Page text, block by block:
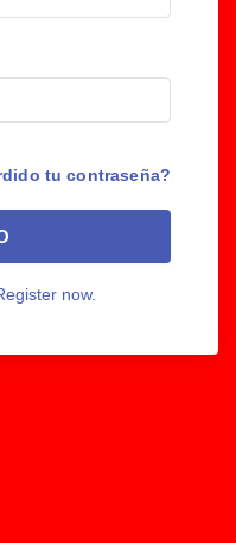
tu contraseña?
now.